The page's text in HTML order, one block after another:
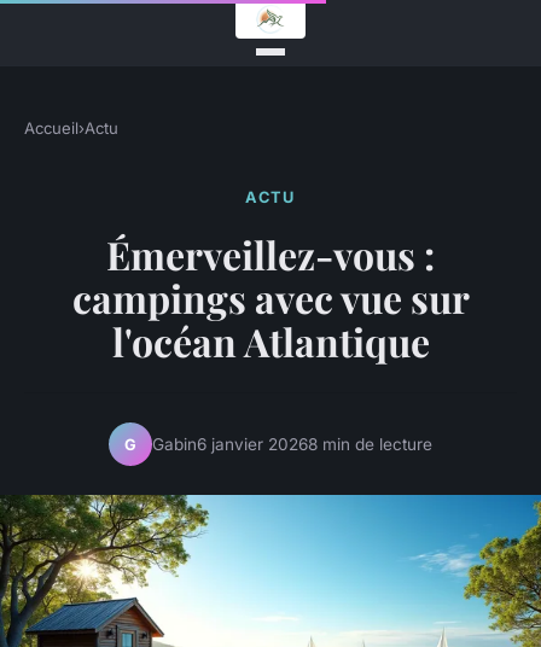
Accueil›Actu
ACTU
Émerveillez-vous :
campings avec vue sur
l'océan Atlantique
G Gabin6 janvier 20268 min de lecture